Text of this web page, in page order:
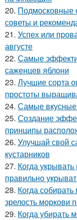
20. Подмосковные
советы и
21. Успех или
августе
22. Самые
саженцев яблони
23. Лучшие сорта
простоты
24. Самые вкусные
25. Создание
принципы
26. Улучшай свой
кустарников
27. Когда
правильно
28. Когда
зрелость моркови
29. Когда убирать